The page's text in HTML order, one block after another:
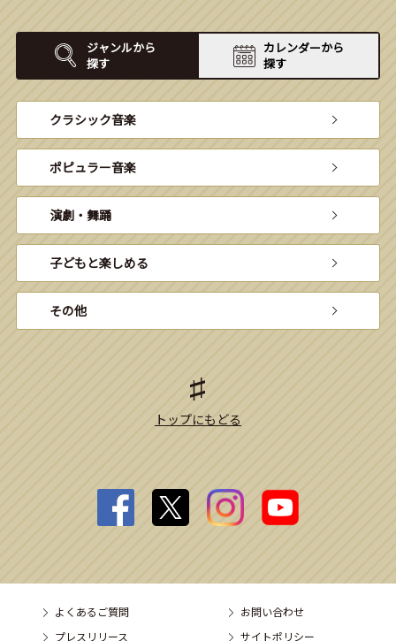
ジャンルから
探す
カレンダーから
探す
クラシック音楽
ポピュラー音楽
演劇・舞踊
子どもと楽しめる
その他
トップにもどる
よくあるご質問
お問い合わせ
プレスリリース
サイトポリシー